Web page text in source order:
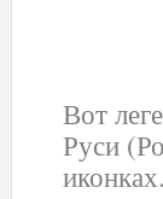
Вот
Руси
иконках.